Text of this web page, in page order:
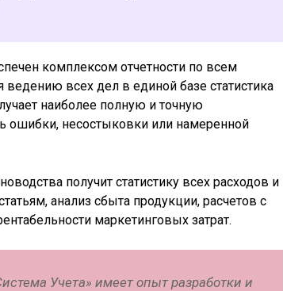
комплексом отчетности по всем
всех дел в единой базе статистика
наиболее полную и точную
ошибки, несостыковки или намеренной
получит статистику всех расходов и
анализ сбыта продукции, расчетов с
маркетинговых затрат.
Учета» имеет опыт разработки и